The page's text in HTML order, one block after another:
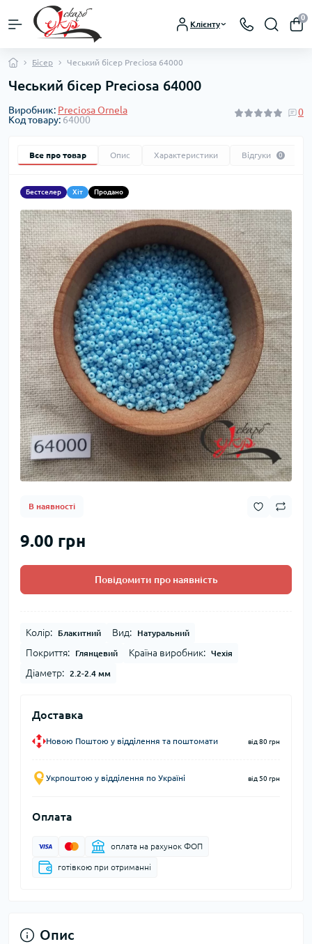
Клієнту
0
Бісер Чеський бісер Preciosa 64000
Чеський бісер Preciosa 64000
Виробник: Preciosa Ornela
Код товару: 64000
0
Все про товар Опис Характеристики Відгуки 0
Бестселер Хіт Продано
В наявності
9.00 грн
Повідомити про наявність
Колір: Блакитний Вид: Натуральний
Покриття: Глянцевий Країна виробник: Чехія
Діаметр: 2.2-2.4 мм
Доставка
Новою Поштою у відділення та поштомати від 80 грн
Укрпоштою у відділення по Україні від 50 грн
Оплата
оплата на рахунок ФОП
готівкою при отриманні
Опис